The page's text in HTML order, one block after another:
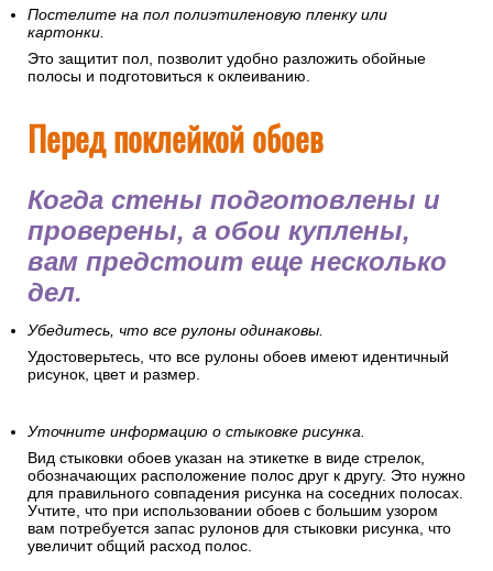
Постелите на пол полиэтиленовую пленку или
картонки.
Это защитит пол, позволит удобно разложить обойные
полосы и подготовиться к оклеиванию.
Перед поклейкой обоев
Когда стены подготовлены и
проверены, а обои куплены,
вам предстоит еще несколько
дел.
Убедитесь, что все рулоны одинаковы.
Удостоверьтесь, что все рулоны обоев имеют идентичный
рисунок, цвет и размер.
Уточните информацию о стыковке рисунка.
Вид стыковки обоев указан на этикетке в виде стрелок,
обозначающих расположение полос друг к другу. Это нужно
для правильного совпадения рисунка на соседних полосах.
Учтите, что при использовании обоев с большим узором
вам потребуется запас рулонов для стыковки рисунка, что
увеличит общий расход полос.